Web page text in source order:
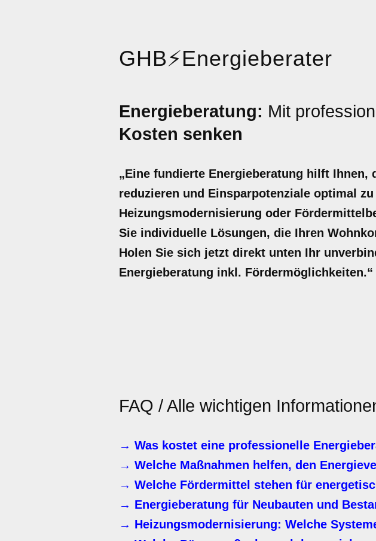
GHB⚡Energieberater
Energieberatung: Mit
Kosten senken
„Eine fundierte Energieberatung hilft Ihnen,
reduzieren und Einsparpotenziale optimal
Heizungsmodernisierung oder
Sie individuelle Lösungen, die Ihren
Holen Sie sich jetzt direkt unten Ihr
Energieberatung inkl. Fördermöglichkeiten.“
FAQ / Alle wichtigen
→ Was kostet eine professionelle
→ Welche Maßnahmen helfen, den
→ Welche Fördermittel stehen für
→ Energieberatung für Neubauten und
→ Heizungsmodernisierung: Welche